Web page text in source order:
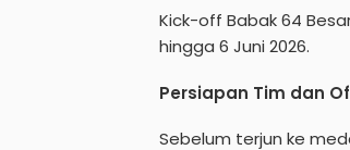
Kick-off Babak 64
hingga 6 Juni 2026.
Persiapan Tim dan
Sebelum terjun ke